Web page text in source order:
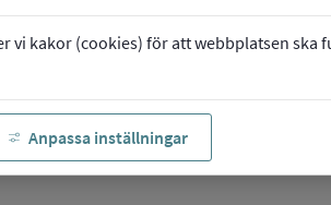
vi kakor (cookies) för att webbplatsen ska
Anpassa inställningar